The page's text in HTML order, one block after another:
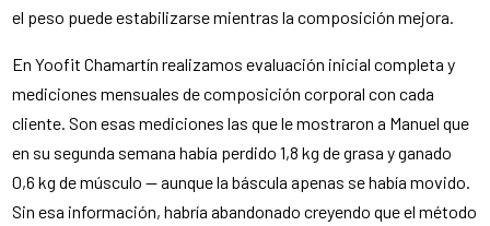
el peso puede estabilizarse mientras la composición mejora.
En Yoofit Chamartín realizamos evaluación inicial completa y
mediciones mensuales de composición corporal con cada
cliente. Son esas mediciones las que le mostraron a Manuel que
en su segunda semana había perdido 1,8 kg de grasa y ganado
0,6 kg de músculo — aunque la báscula apenas se había movido.
Sin esa información, habría abandonado creyendo que el método